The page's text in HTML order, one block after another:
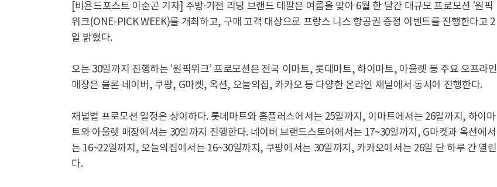
[비욘드포스트 이순곤 기자] 주방·가전 리딩 브랜드 테팔은 여름을 맞아 6월 한 달간 대규모 프로모션 ‘원픽
위크(ONE-PICK WEEK)를 개최하고, 구매 고객 대상으로 프랑스 니스 항공권 증정 이벤트를 진행한다고 2
일 밝혔다.
오는 30일까지 진행하는 ‘원픽위크’ 프로모션은 전국 이마트, 롯데마트, 하이마트, 아울렛 등 주요 오프라인
매장은 물론 네이버, 쿠팡, G마켓, 옥션, 오늘의집, 카카오 등 다양한 온라인 채널에서 동시에 진행한다.
채널별 프로모션 일정은 상이하다. 롯데마트와 홈플러스에서는 25일까지, 이마트에서는 26일까지, 하이마
트와 아울렛 매장에서는 30일까지 진행한다. 네이버 브랜드스토어에서는 17~30일까지, G마켓과 옥션에서
는 16~22일까지, 오늘의집에서는 16~30일까지, 쿠팡에서는 30일까지, 카카오에서는 26일 단 하루 간 열린
다.